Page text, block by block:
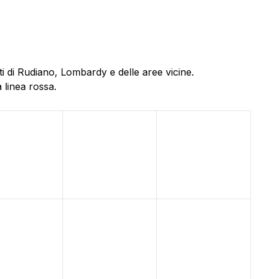
Rudiano, Lombardy e delle aree vicine.
linea rossa.